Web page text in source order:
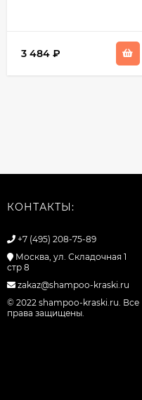
3 484 ₽
КОНТАКТЫ:
+7 (495) 208-75-89
Москва, ул. Складочная 1
стр 8
zakaz@shampoo-kraski.ru
© 2022 shampoo-kraski.ru. Все
права защищены.